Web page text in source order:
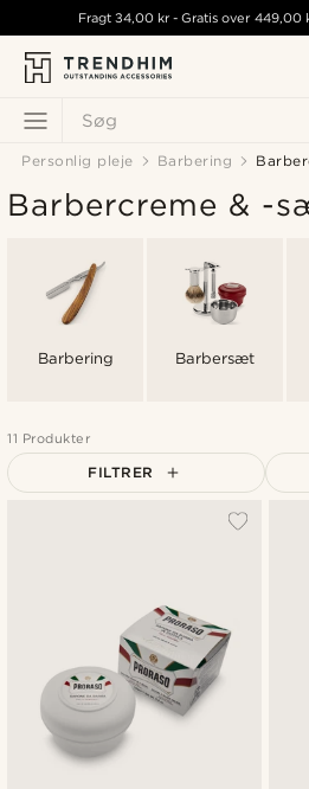
Søg
Fragt34,00 kr - Gratis over 449,00
Personlig pleje Barbering
Barbercreme & -
Barbering Barbersæt
11 Produkter
FILTRER